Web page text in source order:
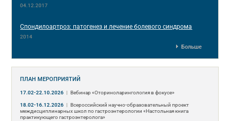
04.12.2017
Спондилоартроз: патогенез и лечение болевого синдрома
2014
Больше
ПЛАН МЕРОПРИЯТИЙ
17.02-22.10.2026 | Вебинар «Оториноларингология в фокусе»
18.02-16.12.2026 | Всероссийский научно-образовательный проект
междисциплинарных школ по гастроэнтерологии «Настольная книга
практикующего гастроэнтеролога»